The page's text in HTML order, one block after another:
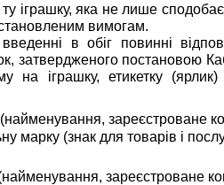
іграшку, яка не лише
вимогам.
в обіг повинні
затвердженого постановою
іграшку, етикетку
зареєстроване
марку (знак для товарів і
зареєстроване